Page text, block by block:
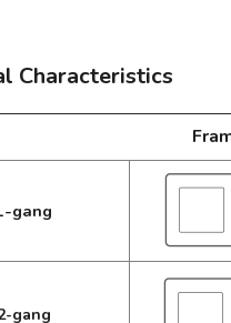
Characteristics
gang
gang